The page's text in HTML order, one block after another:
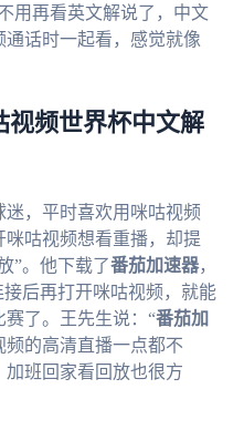
用再看英文解说了，中文
话时一起看，感觉就像
视频世界杯中文解
，平时喜欢用咪咕视频
咕视频想看重播，却提
”。他下载了番茄加速器，
后再打开咪咕视频，就能
了。王先生说：“番茄加
的高清直播一点都不
班回家看回放也很方